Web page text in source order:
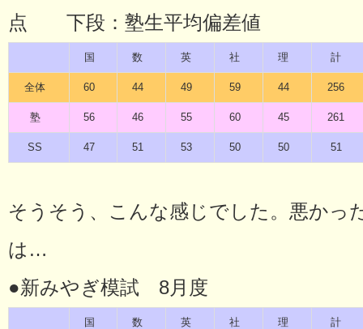
点 下段：塾生平均偏差値
国 数 英 社 理 計
全体 60 44 49 59 44 256
塾 56 46 55 60 45 261
SS 47 51 53 50 50 51
そうそう、こんな感じでした。悪かっ
は…
●新みやぎ模試 8月度
国 数 英 社 理 計